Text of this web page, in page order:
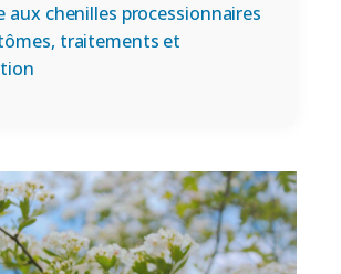
aux chenilles processionnaires
traitements et